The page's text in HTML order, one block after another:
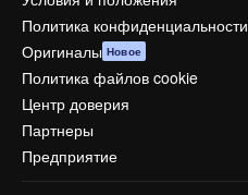
Политика конфиденциальности
Оригиналы Новое
Политика файлов cookie
Центр доверия
Партнеры
Предприятие